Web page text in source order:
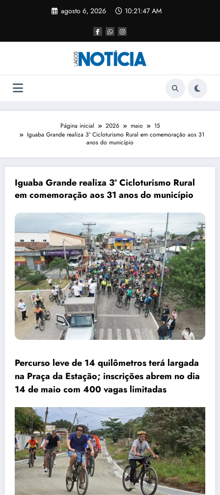
agosto 6, 2026 10:21:48 AM
Página inicial 2026 maio
15
Iguaba Grande realiza 3º Cicloturismo Rural em comemoração aos 31
anos do município
Iguaba Grande realiza 3º Cicloturismo Rural
em comemoração aos 31 anos do município
Percurso leve de 14 quilômetros terá largada
na Praça da Estação; inscrições abrem no dia
14 de maio com 400 vagas limitadas